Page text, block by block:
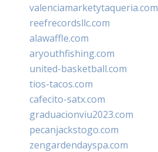
valenciamarketytaqueria.com
reefrecordsllc.com
alawaffle.com
aryouthfishing.com
united-basketball.com
tios-tacos.com
cafecito-satx.com
graduacionviu2023.com
pecanjackstogo.com
zengardendayspa.com